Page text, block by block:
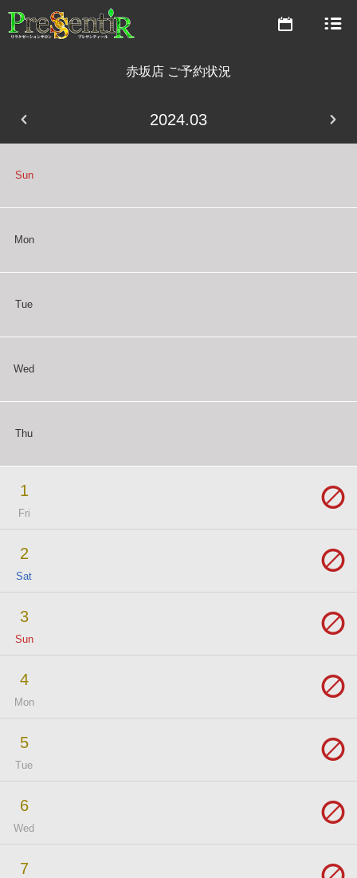
ABOUT
はじめに
SALON LIST
店舗のご案内
セラピストご紹介
赤坂店 ご予約状況
2024.03
Sun
Mon
Tue
Wed
Thu
1
Fri
2
Sat
3
Sun
4
Mon
5
Tue
6
Wed
7
(営業時間 10:00～22:00)
03-3272-1826
東銀座店
予約状況
(営業時間 10:00～22:00)
03-3446-6378
予約状況
(営業時間 10:00～22:00)
準備中